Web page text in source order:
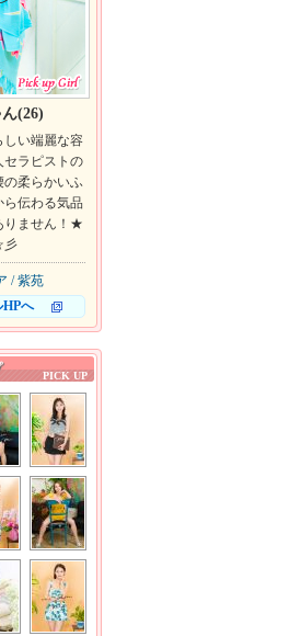
(26)
しい端麗な容
セラピストの
の柔らかいふ
ら伝わる気品
りません！★
彡
/ 紫苑
HPへ